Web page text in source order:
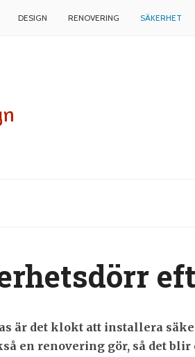
DESIGN RENOVERING SÄKERHET
är det klokt att installera
en renovering gör, så det